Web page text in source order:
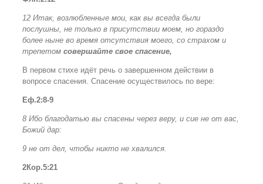
12 Итак, возлюбленные мои, как вы всегда были
послушны, не только в присутствии моем, но гораздо
более ныне во время отсутствия моего, со страхом и
трепетом совершайте свое спасение,
В первом стихе идёт речь о завершенном действии в
вопросе спасения. Спасение осуществилось по вере:
Еф.2:8-9
8 Ибо благодатью вы спасены через веру, и сие не от вас,
Божий дар:
9 не от дел, чтобы никто не хвалился.
2Кор.5:21